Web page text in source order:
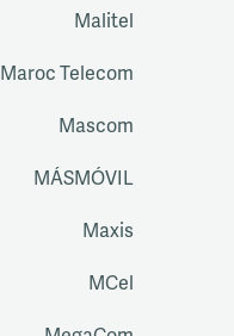
Malitel
Maroc Telecom
Mascom
MÁSMÓVIL
Maxis
MCel